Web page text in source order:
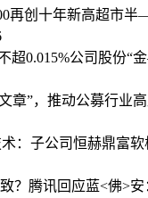
再创十年新高超市半
超0.015%公司股份“
章”，推动公募行业
：子公司恒赫鼎富
？腾讯回应蓝<佛>